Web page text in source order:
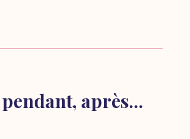
après…